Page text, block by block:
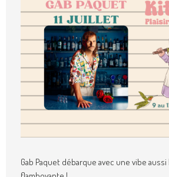
Gab Paquet débarque avec une vibe